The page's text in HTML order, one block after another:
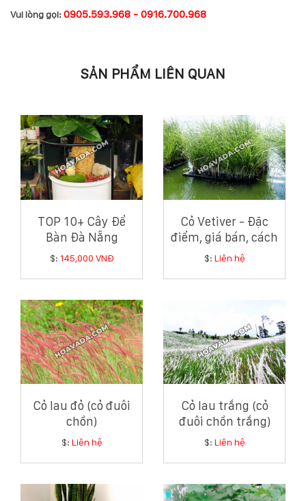
Vui lòng gọi:0905.593.968 - 0916.700.968
SẢN PHẨM LIÊN QUAN
TOP 10+ Cây Để
Bàn Đà Nẵng
Phong Thủy Tốt,
$: 145,000 VNĐ
Cỏ Vetiver - Đặc
điểm, giá bán, cách
trồng và chăm sóc
$: Liên hệ
Cỏ lau đỏ (cỏ đuôi
chồn)
$: Liên hệ
Cỏ lau trắng (cỏ
đuôi chồn trắng)
$: Liên hệ